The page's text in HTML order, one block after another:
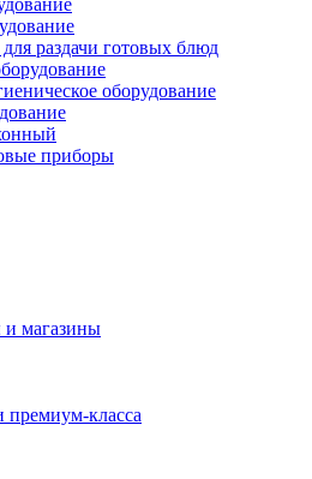
раздачи готовых блюд
оборудование
приборы
и магазины
премиум-класса